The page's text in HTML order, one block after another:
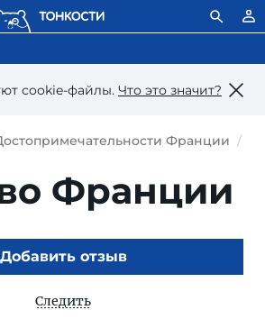
сookie-файлы. Что это значит?
Франции
Франции
Добавить отзыв
Следить